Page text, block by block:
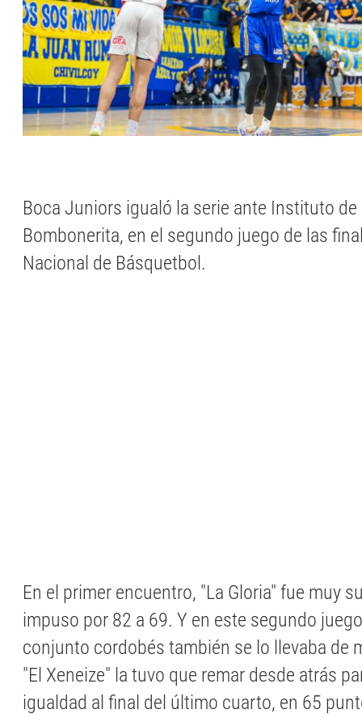
Boca Juniors igualó la serie ante Instituto de
Bombonerita, en el segundo juego de las
Nacional de Básquetbol.
En el primer encuentro, "La Gloria" fue muy
impuso por 82 a 69. Y en este segundo
conjunto cordobés también se lo llevaba de
"El Xeneize" la tuvo que remar desde atrás
igualdad al final del último cuarto, en 65